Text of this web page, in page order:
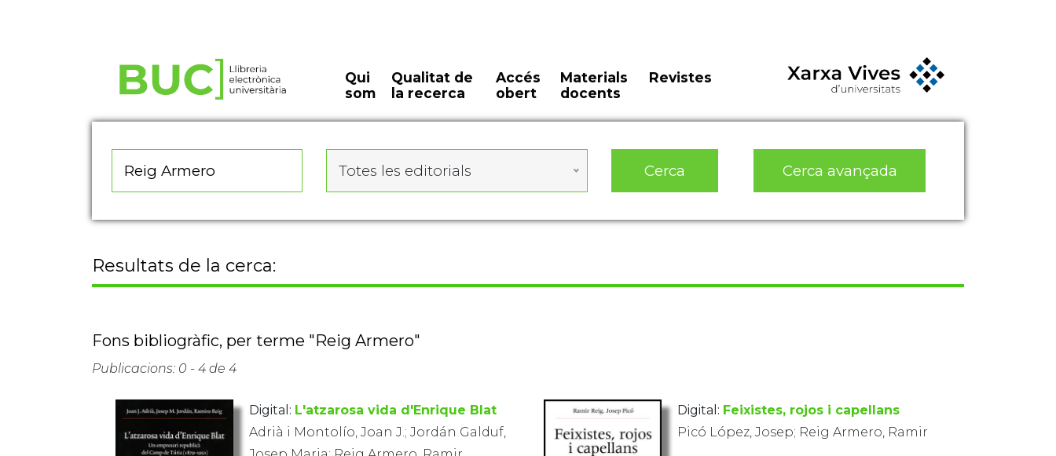
Qui
som
Qualitat de
la recerca
Accés
obert
Materials
docents
Revistes
Totes les editorials Cerca Cerca avançada
Resultats de la cerca:
Fons bibliogràfic, per terme "Reig Armero"
Publicacions: 0 - 4 de 4
Digital: L'atzarosa vida d'Enrique Blat
Adrià i Montolío, Joan J.; Jordán Galduf,
Digital: Feixistes, rojos i capellans
Picó López, Josep; Reig Armero, Ramir